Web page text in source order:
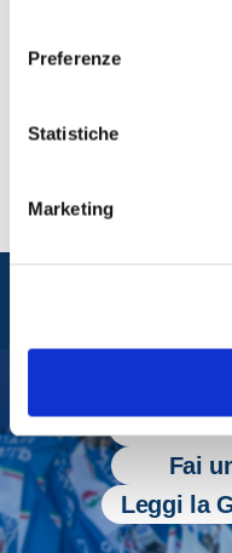
Preferenze
Statistiche
Marketing
Fai
Leggi la